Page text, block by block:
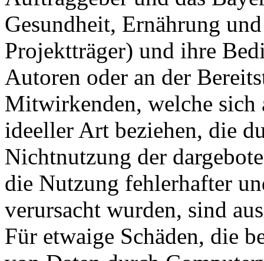
Gesundheit, Ernährung
Projektträger) und ihre
Autoren oder an der
Mitwirkenden, welche sich
ideeller Art beziehen, die
Nichtnutzung der
die Nutzung fehlerhafter
verursacht wurden, sind
Für etwaige Schäden, die